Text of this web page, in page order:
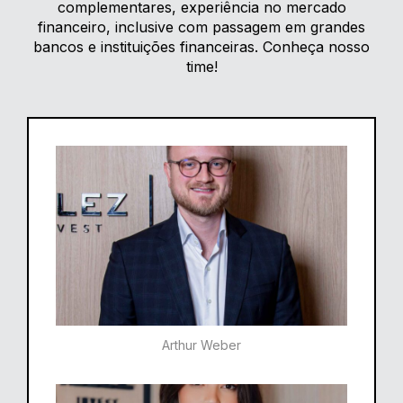
complementares, experiência no mercado
financeiro, inclusive com passagem em grandes
bancos e instituições financeiras. Conheça nosso
time!
Arthur Weber